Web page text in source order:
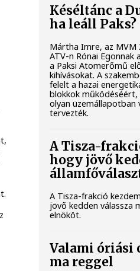
Késéltánc a
ha leáll Paks?
Mártha Imre, az
ATV-n Rónai
a Paksi Atomerőmű
kihívásokat. A
felelt a hazai
blokkok
olyan üzemállapotban
tervezték.
A Tisza-
hogy jövő
A Tisza-frakció
jövő kedden válassza
elnököt.
Valami óriási
ma reggel